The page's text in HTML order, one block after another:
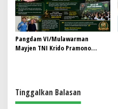
Pangdam VI/Mulawarman
Mayjen TNI Krido Pramono
Tinggalkan Balasan